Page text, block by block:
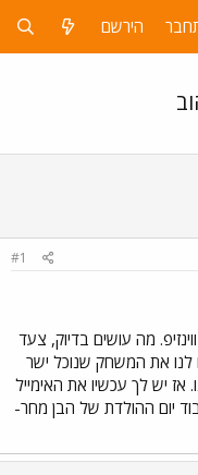
הירשם
#1
מה עושים בדיוק, צעד
שתשלח לנו את המשחק שנוכל ישר
יש לך עכשיו את האימייל
יום ההולדת של הבן מחר-